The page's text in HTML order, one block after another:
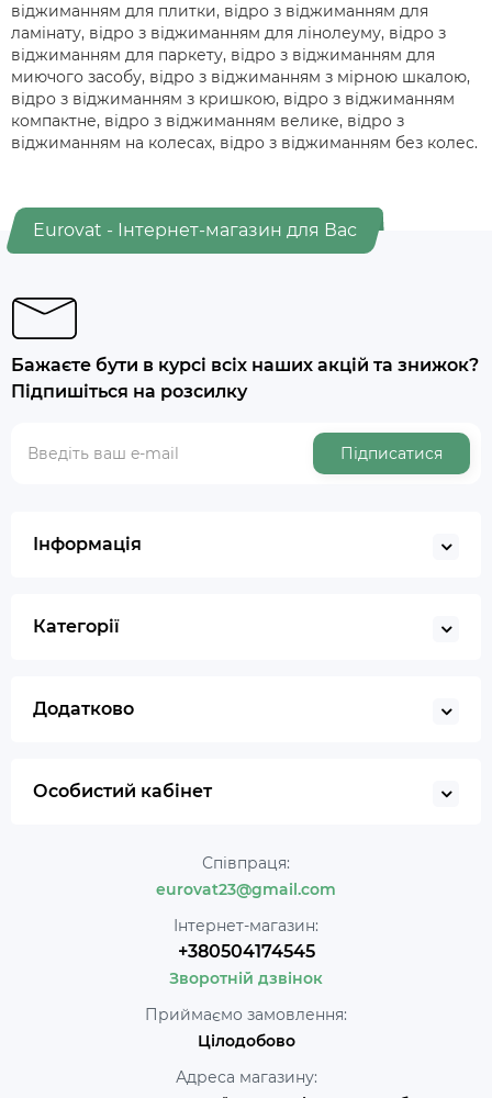
віджиманням для плитки, відро з віджиманням для
ламінату, відро з віджиманням для лінолеуму, відро з
віджиманням для паркету, відро з віджиманням для
миючого засобу, відро з віджиманням з мірною шкалою,
відро з віджиманням з кришкою, відро з віджиманням
компактне, відро з віджиманням велике, відро з
віджиманням на колесах, відро з віджиманням без колес.
Eurovat - Інтернет-магазин для Вас
Бажаєте бути в курсі всіх наших акцій та знижок?
Підпишіться на розсилку
Підписатися
Інформація
Категорії
Додатково
Особистий кабінет
Співпраця:
eurovat23@gmail.com
Інтернет-магазин:
+380504174545
Зворотній дзвінок
Приймаємо замовлення:
Цілодобово
Адреса магазину: